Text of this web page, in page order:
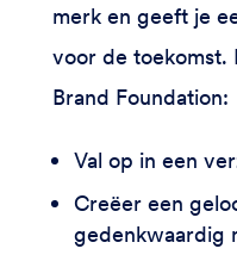
merk en geeft je
voor de toekomst.
Brand Foundation:
Val op in een
Creëer een
gedenkwaardig